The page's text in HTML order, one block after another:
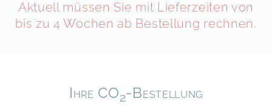
Aktuell müssen Sie mit Lieferzeiten von
bis zu 4 Wochen ab Bestellung rechnen.
Ihre CO2-Bestellung